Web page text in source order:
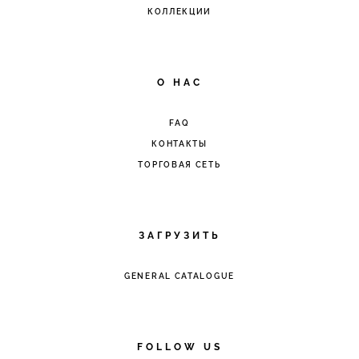
КОЛЛЕКЦИИ
O HAC
FAQ
КОНТАКТЫ
ТОРГОВАЯ СЕТЬ
ЗАГРУЗИТЬ
GENERAL CATALOGUE
FOLLOW US